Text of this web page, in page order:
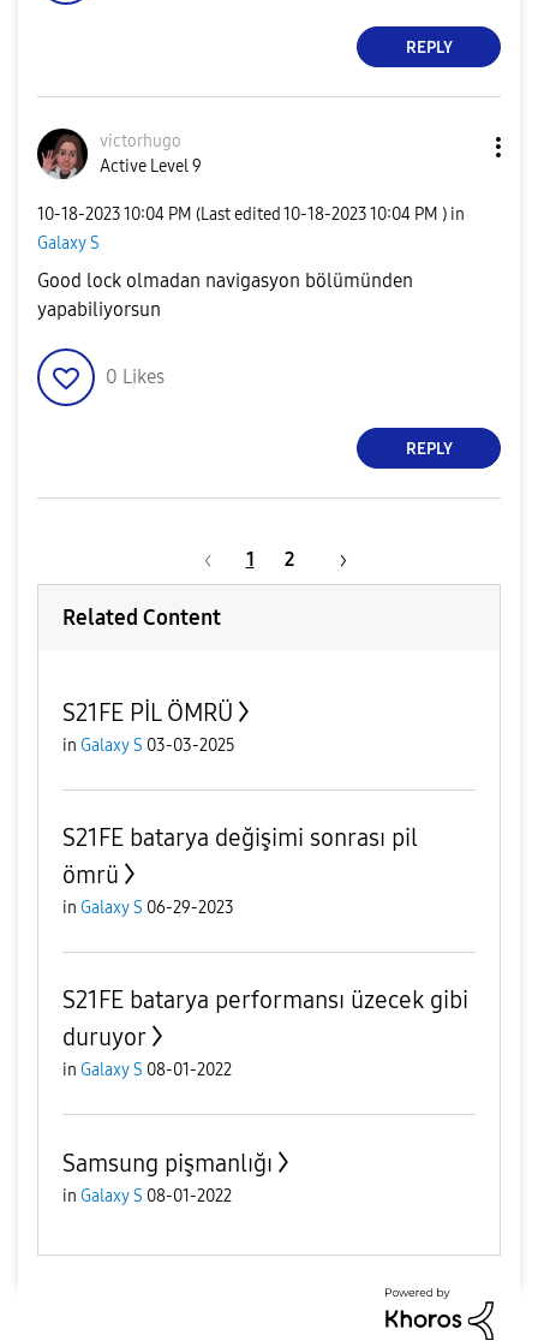
REPLY
victorhugo
Active Level 9
‎10-18-202310:04 PM (Last edited ‎10-18-202310:04 PM ) in
Galaxy S
Good lock olmadan navigasyon bölümünden
yapabiliyorsun
0 Likes
REPLY
1 2
Related Content
S21FE PİL ÖMRÜ
in Galaxy S 03-03-2025
S21FE batarya değişimi sonrası pil
ömrü
in Galaxy S 06-29-2023
S21FE batarya performansı üzecek gibi
duruyor
in Galaxy S 08-01-2022
Samsung pişmanlığı
in Galaxy S 08-01-2022